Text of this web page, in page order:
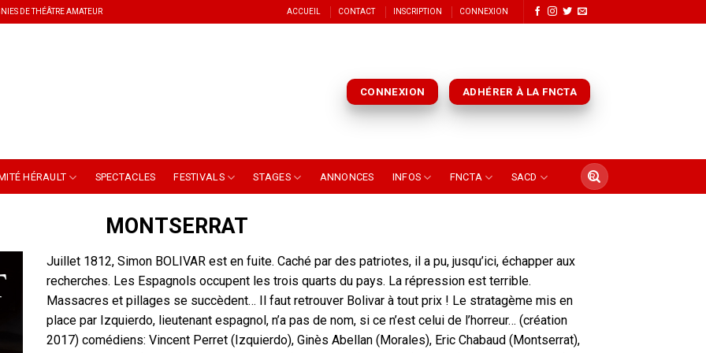
DE THÉÂTRE AMATEUR ACCUEIL CONTACT INSCRIPTION CONNEXION
CONNEXION ADHÉRER À LA FNCTA
HÉRAULT SPECTACLES FESTIVALS STAGES ANNONCES INFOS FNCTA SACD
MONTSERRAT
Juillet 1812, Simon BOLIVAR est en fuite. Caché par des patriotes, il a pu, jusqu’ici, échapper aux
recherches. Les Espagnols occupent les trois quarts du pays. La répression est terrible.
Massacres et pillages se succèdent… Il faut retrouver Bolivar à tout prix ! Le stratagème mis en
place par Izquierdo, lieutenant espagnol, n’a pas de nom, si ce n’est celui de l’horreur… (création
2017) comédiens: Vincent Perret (Izquierdo), Ginès Abellan (Morales), Eric Chabaud (Montserrat),